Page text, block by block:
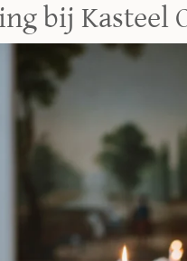
bij Kasteel